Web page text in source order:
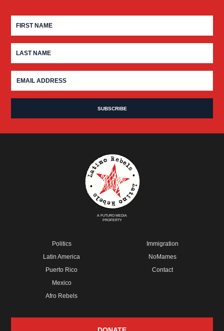
A FUTURO MEDIA
PROPERTY
Politics
Latin America
Puerto Rico
Mexico
Afro Rebels
Immigration
NoMames
Contact